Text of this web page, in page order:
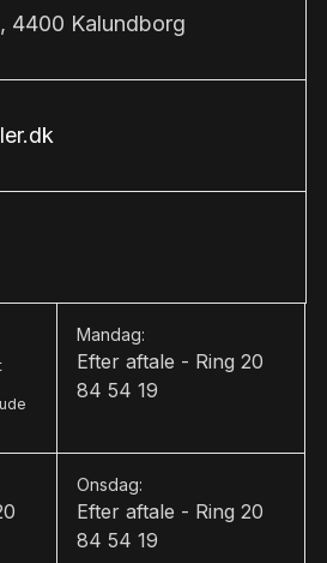
4400 Kalundborg
Mandag:
Efter aftale - Ring 20
84 54 19
Onsdag:
Efter aftale - Ring 20
84 54 19